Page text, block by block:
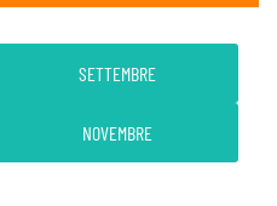
SETTEMBRE
NOVEMBRE